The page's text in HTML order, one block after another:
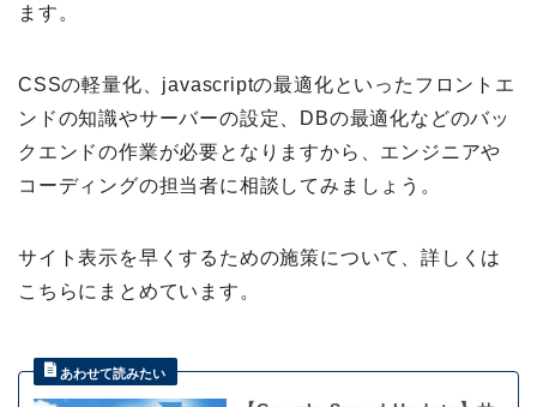
ます。
CSSの軽量化、javascriptの最適化といったフロントエ
ンドの知識やサーバーの設定、DBの最適化などのバッ
クエンドの作業が必要となりますから、エンジニアや
コーディングの担当者に相談してみましょう。
サイト表示を早くするための施策について、詳しくは
こちらにまとめています。